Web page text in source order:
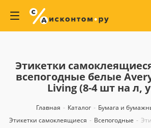
Этикетки
всепогодные белые
Living (8-4 шт на л,
Главная - Каталог - Бумага и
Этикетки самоклеящиеся - Всепогодные -